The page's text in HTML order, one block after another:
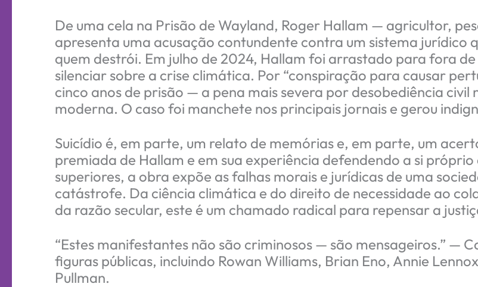
De uma cela na Prisão de Wayland, Roger Hallam — agricultor,
apresenta uma acusação contundente contra um sistema jurídico
quem destrói. Em julho de 2024, Hallam foi arrastado para fora
silenciar sobre a crise climática. Por “conspiração para causar
cinco anos de prisão — a pena mais severa por desobediência civil
moderna. O caso foi manchete nos principais jornais e gerou
Suicídio é, em parte, um relato de memórias e, em parte, um
premiada de Hallam e em sua experiência defendendo a si
superiores, a obra expõe as falhas morais e jurídicas de uma
catástrofe. Da ciência climática e do direito de necessidade ao
da razão secular, este é um chamado radical para repensar a
“Estes manifestantes não são criminosos — são mensageiros.” —
figuras públicas, incluindo Rowan Williams, Brian Eno, Annie
Pullman.